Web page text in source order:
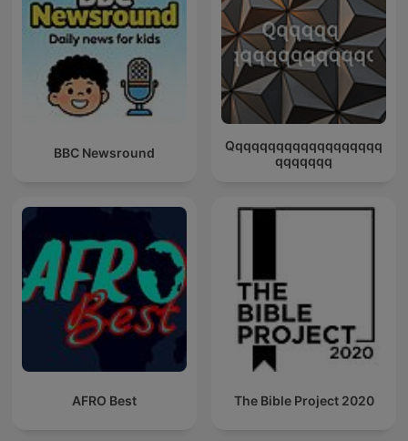
BBC Newsround
Qqqqqqqqqqqqqqqqqqq
qqqqqqq
AFRO Best The Bible Project 2020